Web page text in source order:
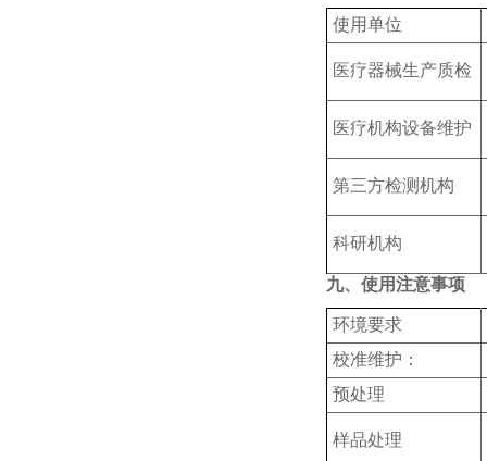
使用单位
‌医疗器械生产质检
‌医疗机构设备维护
‌第三方检测机构
科研机构
九、使用注意事项
‌环境要求
‌校准维护‌：
预处理
样品处理